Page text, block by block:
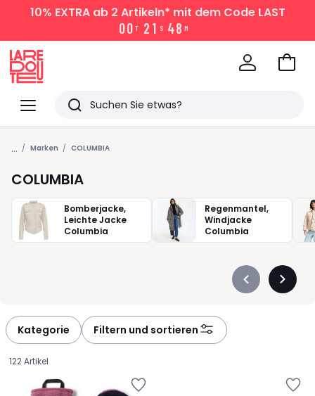
10% EXTRAab 2 Artikeln* mit dem Code LAST
00 T 2 1 S 48 M
Menü
Redoute
Suchen
Zuletzt
angesehen
Artikel
Zum
... Marken COLUMBIA
COLUMBIA
Bomberjacke,
Leichte Jacke
Columbia
Regenmantel,
Windjacke
Columbia
Précédent
Kategorie Filtern und sortieren
122 Artikel